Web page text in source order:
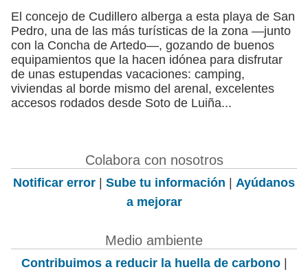
El concejo de Cudillero alberga a esta playa de San
Pedro, una de las más turísticas de la zona —junto
con la Concha de Artedo—, gozando de buenos
equipamientos que la hacen idónea para disfrutar
de unas estupendas vacaciones: camping,
viviendas al borde mismo del arenal, excelentes
accesos rodados desde Soto de Luiña...
Colabora con nosotros
Notificar error | Sube tu información | Ayúdanos
a mejorar
Medio ambiente
Contribuimos a reducir la huella de carbono|